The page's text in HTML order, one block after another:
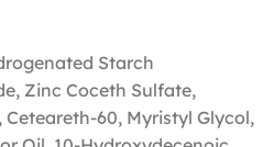
Starch
Zinc Coceth Sulfate,
60, Myristyl Glycol,